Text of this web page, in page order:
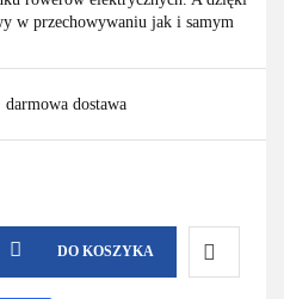
w przechowywaniu jak i samym
darmowa dostawa
DO KOSZYKA